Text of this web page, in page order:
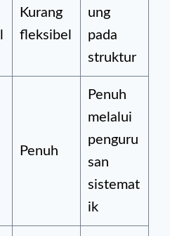
Kurang
fleksibel
ung
pada
struktur
Penuh
Penuh
melalui
penguru
san
sistemat
ik